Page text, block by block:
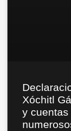
Xóchitl
y